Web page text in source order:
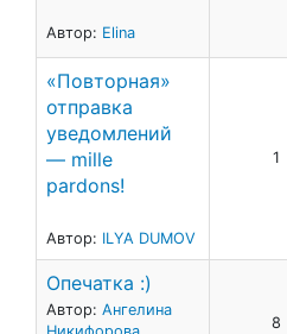
Автор: Elina
«Повторная»
отправка
уведомлений
— mille
pardons!
Автор: ILYA DUMOV
1
Опечатка :)
Автор: Ангелина
8